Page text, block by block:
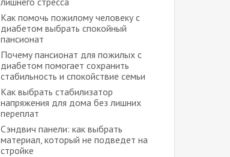
Как помочь пожилому человеку с
диабетом выбрать спокойный
пансионат
Почему пансионат для пожилых с
диабетом помогает сохранить
стабильность и спокойствие семьи
Как выбрать стабилизатор
напряжения для дома без лишних
переплат
Сэндвич панели: как выбрать
материал, который не подведет на
стройке